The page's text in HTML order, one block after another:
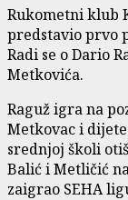
Rukometni klub
predstavio prvo
Radi se o Dario
Metkovića.
Raguž igra na
Metkovac i
srednjoj školi
Balić i Metličić
zaigrao SEHA